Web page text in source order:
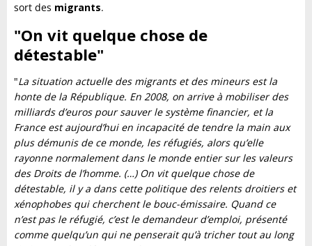
sort des migrants.
"On vit quelque chose de
détestable"
"La situation actuelle des migrants et des mineurs est la
honte de la République. En 2008, on arrive à mobiliser des
milliards d’euros pour sauver le système financier, et la
France est aujourd’hui en incapacité de tendre la main aux
plus démunis de ce monde, les réfugiés, alors qu’elle
rayonne normalement dans le monde entier sur les valeurs
des Droits de l’homme. (…) On vit quelque chose de
détestable, il y a dans cette politique des relents droitiers et
xénophobes qui cherchent le bouc-émissaire. Quand ce
n’est pas le réfugié, c’est le demandeur d’emploi, présenté
comme quelqu’un qui ne penserait qu’à tricher tout au long